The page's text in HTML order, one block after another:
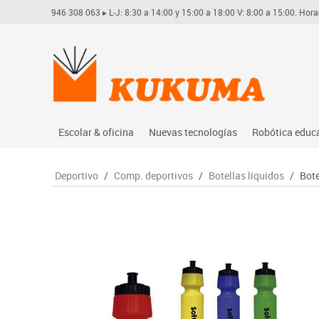
946 308 063 ▸ L-J: 8:30 a 14:00 y 15:00 a 18:00 V: 8:00 a 15:00.
Escolar & oficina
Archivo
Manualidades
Material escolar
Nuevas tecnologías
Audio
Videoconferencia
Videoproyección
Robótica
Arduino
Otros
Deportivo / Comp. deportivos / Botellas líquidos /